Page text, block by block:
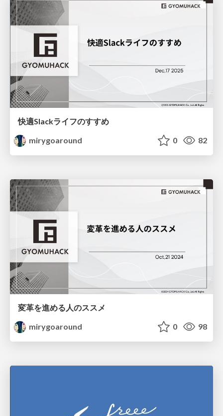
快適Slackライフのすすめ
mirygoaround
0 82
変革を進める人のススメ
mirygoaround
0 98